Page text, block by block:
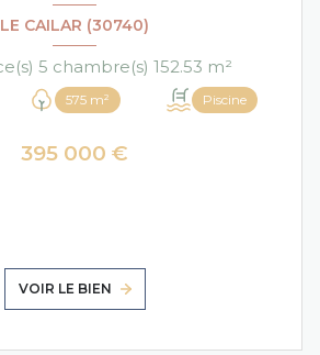
LE CAILAR (30740)
Villa 6 pièce(s) 5 chambre(s) 152.53 m²
575 m² Piscine
395 000 €
VOIR LE BIEN